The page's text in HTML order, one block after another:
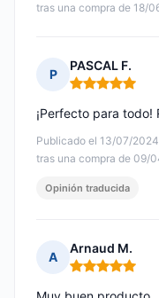
tras una compra de 18/
P
PASCAL F.
Nota: 5 de 5
Publicado el 13/07/2024
tras una compra de 09/
¡Perfecto para todo!
Opinión traducida
A
Arnaud M.
Nota: 5 de 5